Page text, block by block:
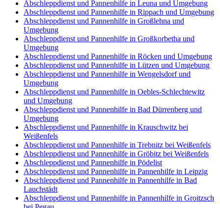
Abschleppdienst und Pannenhilfe in Leuna und Umgebung
Abschleppdienst und Pannenhilfe in Rippach und Umgebung
Abschleppdienst und Pannenhilfe in Großlehna und
Umgebung
Abschleppdienst und Pannenhilfe in Großkorbetha und
Umgebung
Abschleppdienst und Pannenhilfe in Röcken und Umgebung
Abschleppdienst und Pannenhilfe in Lützen und Umgebung
Abschleppdienst und Pannenhilfe in Wengelsdorf und
Umgebung
Abschleppdienst und Pannenhilfe in Oebles-Schlechtewitz
und Umgebung
Abschleppdienst und Pannenhilfe in Bad Dürrenberg und
Umgebung
Abschleppdienst und Pannenhilfe in Krauschwitz bei
Weißenfels
Abschleppdienst und Pannenhilfe in Trebnitz bei Weißenfels
Abschleppdienst und Pannenhilfe in Gröbitz bei Weißenfels
Abschleppdienst und Pannenhilfe in Pödelist
Abschleppdienst und Pannenhilfe in Pannenhilfe in Leipzig
Abschleppdienst und Pannenhilfe in Pannenhilfe in Bad
Lauchstädt
Abschleppdienst und Pannenhilfe in Pannenhilfe in Groitzsch